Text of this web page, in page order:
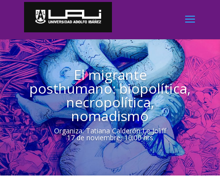
El migrante
posthumano: biopolítica,
necropolítica,
nomadismo
Organiza: Tatiana Calderón Le Joliff
17 de noviembre, 10:00 hrs